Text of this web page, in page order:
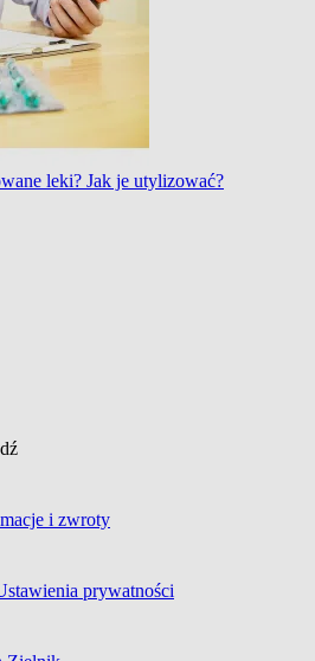
leki? Jak je utylizować?
i zwroty
prywatności